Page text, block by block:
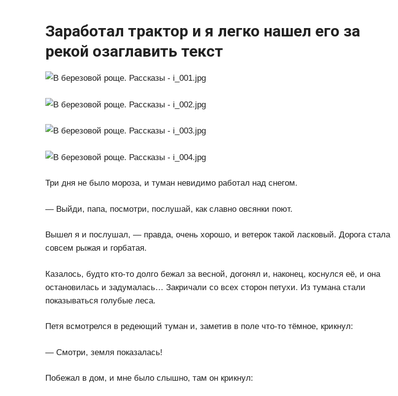
Заработал трактор и я легко нашел его за
рекой озаглавить текст
Три дня не было мороза, и туман невидимо работал над снегом.
— Выйди, папа, посмотри, послушай, как славно овсянки поют.
Вышел я и послушал, — правда, очень хорошо, и ветерок такой ласковый. Дорога стала
совсем рыжая и горбатая.
Казалось, будто кто-то долго бежал за весной, догонял и, наконец, коснулся её, и она
остановилась и задумалась… Закричали со всех сторон петухи. Из тумана стали
показываться голубые леса.
Петя всмотрелся в редеющий туман и, заметив в поле что-то тёмное, крикнул:
— Смотри, земля показалась!
Побежал в дом, и мне было слышно, там он крикнул: